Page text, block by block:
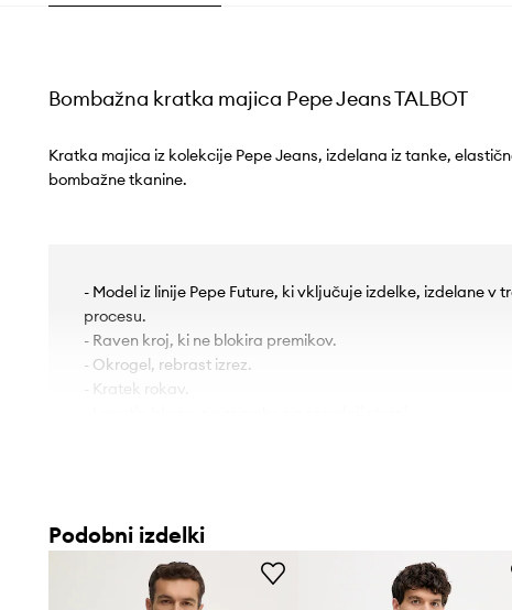
Bombažna kratka majica Pepe Jeans TALBOT
Kratka majica iz kolekcije Pepe Jeans, izdelana iz tanke,
bombažne tkanine.
- Model iz linije Pepe Future, ki vključuje izdelke, izdelane v
procesu.
- Raven kroj, ki ne blokira premikov.
- Okrogel, rebrast izrez.
- Kratek rokav.
Podobni izdelki